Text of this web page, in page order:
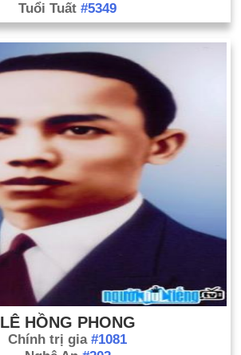
Tuổi Tuất #5349
LÊ HỒNG PHONG
Chính trị gia #1081